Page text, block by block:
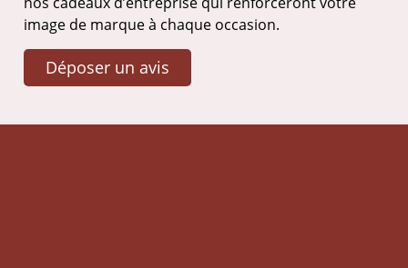
image de marque à chaque occasion.
Déposer un avis